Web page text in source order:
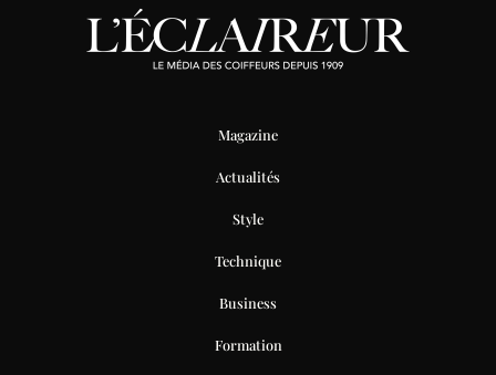
Magazine
Actualités
Style
Technique
Business
Formation